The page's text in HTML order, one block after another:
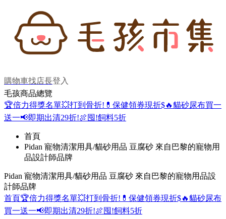
購物車找店長登入
毛孩商品總覽
🏆倍力得獎名單💥打到骨折! 💊保健領券現折$🔥貓砂尿布買一
送一📢即期出清29折!🍖囤!飼料5折
首頁
Pidan 寵物清潔用具/貓砂用品 豆腐砂 來自巴黎的寵物用
品設計師品牌
Pidan 寵物清潔用具/貓砂用品 豆腐砂 來自巴黎的寵物用品設
計師品牌
首頁🏆倍力得獎名單💥打到骨折! 💊保健領券現折$🔥貓砂尿布
買一送一📢即期出清29折!🍖囤!飼料5折